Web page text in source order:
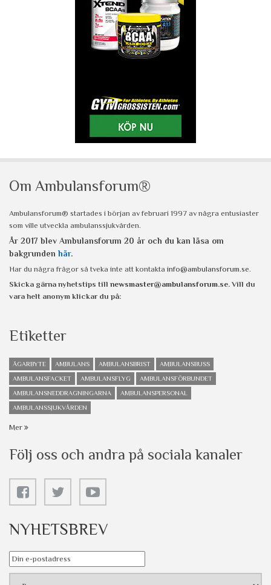
Om Ambulansforum®
Ambulansforum® startades i början av februari 1997 av några entusiaster
som ville utveckla ambulanssjukvården.
År 2017 blev Ambulansforum 20 år och du kan läsa om
bakgrunden här.
Har du några frågor så tveka inte att kontakta info@ambulansforum.se.
Skicka gärna nyhetstips till newsmaster@ambulansforum.se. Vill du
vara helt anonym klickar du på:
Etiketter
ÄGARBYTE AMBULANS AMBULANSBRIST
AMBULANSBUSS
AMBULANSFACKET
AMBULANSFLYG
AMBULANSFÖRBUNDET
AMBULANSNEDDRAGNINGARNA
AMBULANSPERSONAL
AMBULANSSJUKVÅRDEN
Mer
Följ oss och andra på sociala kanaler
NYHETSBREV